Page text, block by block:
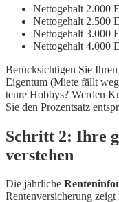
Nettogehalt 2.000
Nettogehalt 2.500
Nettogehalt 3.000
Nettogehalt 4.000
Berücksichtigen Sie
Eigentum (Miete fällt
teure Hobbys? Werden
Sie den Prozentsatz
Schritt 2: Ihre
verstehen
Die jährliche
Rentenversicherung